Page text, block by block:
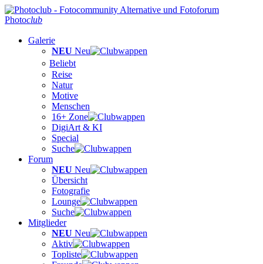
Photoclub
Galerie
NEU Neu
Beliebt
Reise
Natur
Motive
Menschen
16+ Zone
DigiArt & KI
Special
Suche
Forum
NEU Neu
Übersicht
Fotografie
Lounge
Suche
Mitglieder
NEU Neu
Aktiv
Topliste